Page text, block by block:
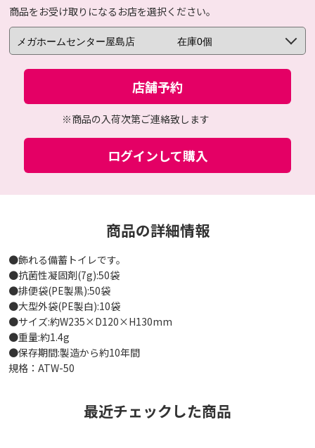
商品をお受け取りになるお店を選択ください。
店舗予約
※商品の入荷次第ご連絡致します
ログインして購入
商品の詳細情報
●飾れる備蓄トイレです。
●抗菌性凝固剤(7g):50袋
●排便袋(PE製黒):50袋
●大型外袋(PE製白):10袋
●サイズ:約W235×D120×H130mm
●重量:約1.4g
●保存期間:製造から約10年間
規格：ATW-50
最近チェックした商品